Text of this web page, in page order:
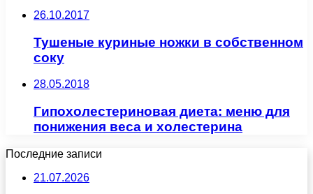
26.10.2017
Тушеные куриные ножки в собственном
соку
28.05.2018
Гипохолестериновая диета: меню для
понижения веса и холестерина
Последние записи
21.07.2026